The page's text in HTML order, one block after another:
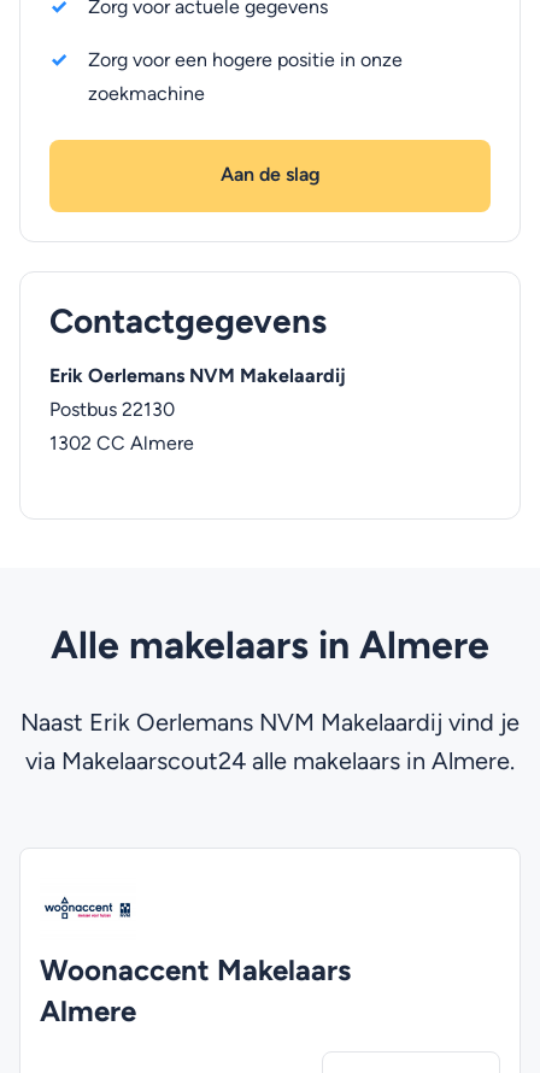
Zorg voor actuele gegevens
Zorg voor een hogere positie in onze
zoekmachine
Aan de slag
Contactgegevens
Erik Oerlemans NVM Makelaardij
Postbus 22130
1302 CC Almere
Alle makelaars in Almere
Naast Erik Oerlemans NVM Makelaardij vind je
via Makelaarscout24 alle makelaars in Almere.
Woonaccent Makelaars
Almere